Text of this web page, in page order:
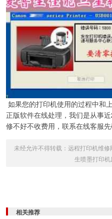
如果您的打印机使用的过程中和
正版软件在线处理，我们是从事
修不好不收费用，联系在线客服
未经允许不得转载： 远程打印机维修
生喷墨打印
相关推荐